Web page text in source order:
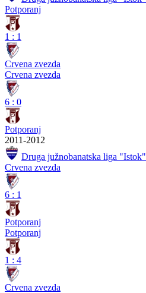
Potporanj
1 : 1
Crvena zvezda
Crvena zvezda
6 : 0
Potporanj
2011-2012
Druga južnobanatska liga "Istok"
Crvena zvezda
6 : 1
Potporanj
Potporanj
1 : 4
Crvena zvezda